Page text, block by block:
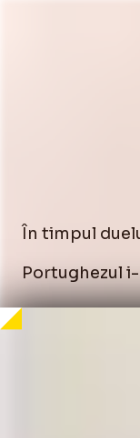
În timpul
Portughezul